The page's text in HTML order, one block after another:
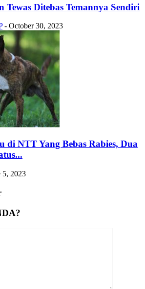
Tewas Ditebas Temannya Sendiri
- October 30, 2023
di NTT Yang Bebas Rabies, Dua
5, 2023